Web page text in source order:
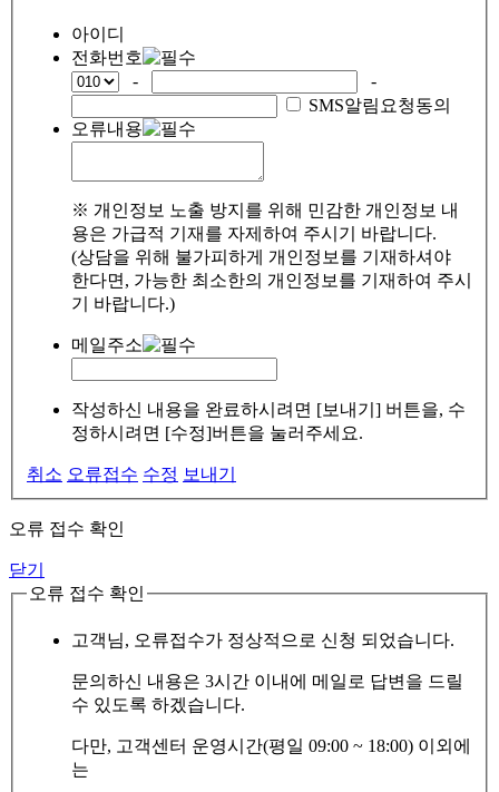
아이디
전화번호
-
-
SMS알림요청동의
오류내용
※ 개인정보 노출 방지를 위해 민감한 개인정보 내
용은 가급적 기재를 자제하여 주시기 바랍니다.
(상담을 위해 불가피하게 개인정보를 기재하셔야
한다면, 가능한 최소한의 개인정보를 기재하여 주시
기 바랍니다.)
메일주소
작성하신 내용을 완료하시려면 [보내기] 버튼을, 수
정하시려면 [수정]버튼을 눌러주세요.
취소 오류접수 수정 보내기
오류 접수 확인
닫기
오류 접수 확인
고객님, 오류접수가 정상적으로 신청 되었습니다.
문의하신 내용은 3시간 이내에 메일로 답변을 드릴
수 있도록 하겠습니다.
다만, 고객센터 운영시간(평일 09:00 ~ 18:00) 이외에
는